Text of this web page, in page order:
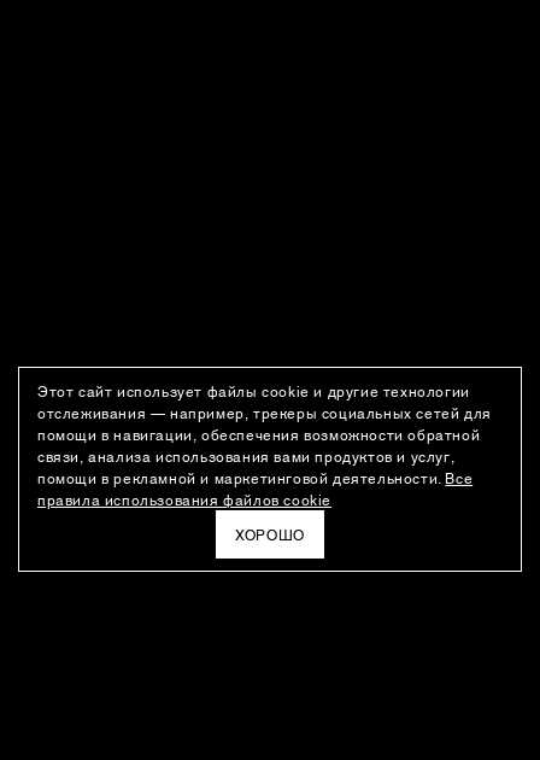
Этот сайт использует файлы cookie и другие технологии
отслеживания — например, трекеры социальных сетей для
помощи в навигации, обеспечения возможности обратной
связи, анализа использования вами продуктов и услуг,
помощи в рекламной и маркетинговой деятельности. Все
правила использования файлов cookie
ХОРОШО